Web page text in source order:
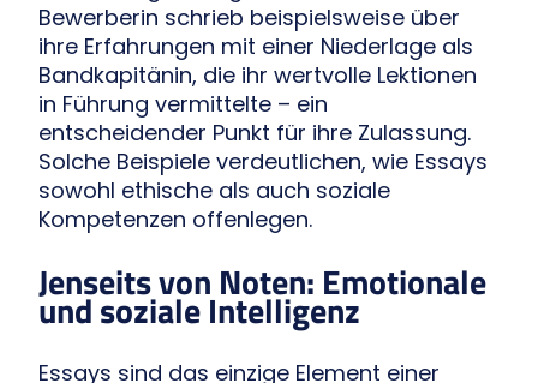
Bewerberin schrieb beispielsweise über
ihre Erfahrungen mit einer Niederlage als
Bandkapitänin, die ihr wertvolle Lektionen
in Führung vermittelte – ein
entscheidender Punkt für ihre Zulassung.
Solche Beispiele verdeutlichen, wie Essays
sowohl ethische als auch soziale
Kompetenzen offenlegen.
Jenseits von Noten: Emotionale
und soziale Intelligenz
Essays sind das einzige Element einer